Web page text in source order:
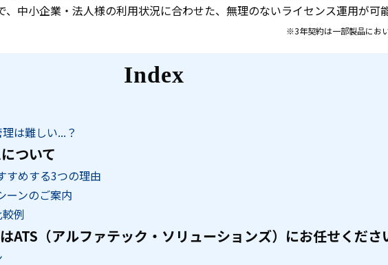
中小企業・法人様の利用状況に合わせた、無理のないライセンス運用が可能
※3年契約は一部製品にお
Index
は難しい...？
ついて
すめする3つの理由
ーンのご案内
例
（アルファテック・ソリューションズ）にお任せくださ